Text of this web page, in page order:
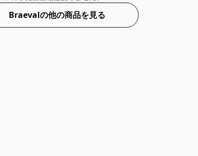
Braevalの他の商品を見る